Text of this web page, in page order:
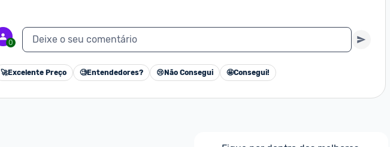
0 Deixe o seu comentário
🚀Excelente Preço 🧐Entendedores? 😢 Não Consegui 🤩Consegui!